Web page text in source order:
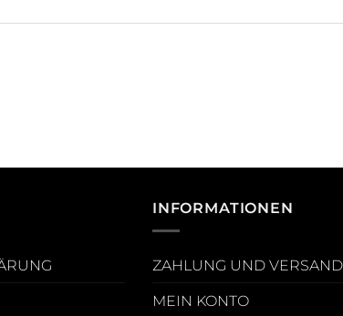
INFORMATIONEN
ZAHLUNG UND VERSAND
MEIN KONTO